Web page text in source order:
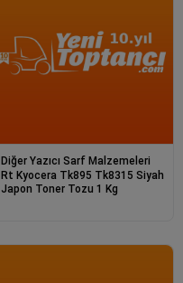
Diğer Yazıcı Sarf Malzemeleri
Rt Kyocera Tk895 Tk8315 Siyah
Japon Toner Tozu 1 Kg